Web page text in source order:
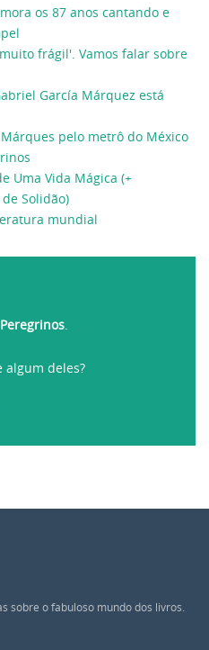
os 87 anos cantando e
frágil'. Vamos falar sobre
García Márquez está
pelo metrô do México
Uma Vida Mágica (+
Solidão)
mundial
.
algum deles?
sobre o fabuloso mundo dos livros.